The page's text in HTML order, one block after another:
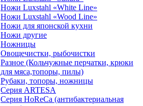
Ножи Luxstahl «White Line»
Ножи Luxstahl «Wood Line»
Ножи для японской кухни
Ножи другие
Ножницы
Овощечистки, рыбочистки
Разное (Кольчужные перчатки, крюки
для мяса,топоры, пилы)
Рубаки, топоры, ножницы
Серия ARTESA
Серия HoReCa (антибактериальная